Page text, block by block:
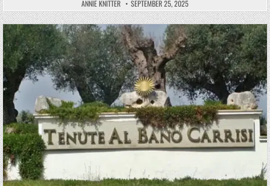
ANNIE KNITTER SEPTEMBER 25, 2025
Posted in